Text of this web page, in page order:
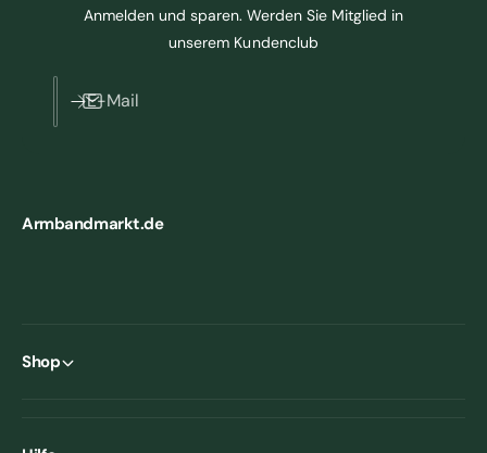
Anmelden und sparen. Werden Sie Mitglied in
unserem Kundenclub
E-Mail
Armbandmarkt.de
Shop